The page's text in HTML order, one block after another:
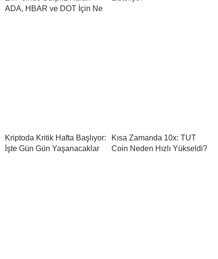
ADA, HBAR ve DOT İçin Ne
Kriptoda Kritik Hafta Başlıyor:
İşte Gün Gün Yaşanacaklar
Kısa Zamanda 10x: TUT
Coin Neden Hızlı Yükseldi?